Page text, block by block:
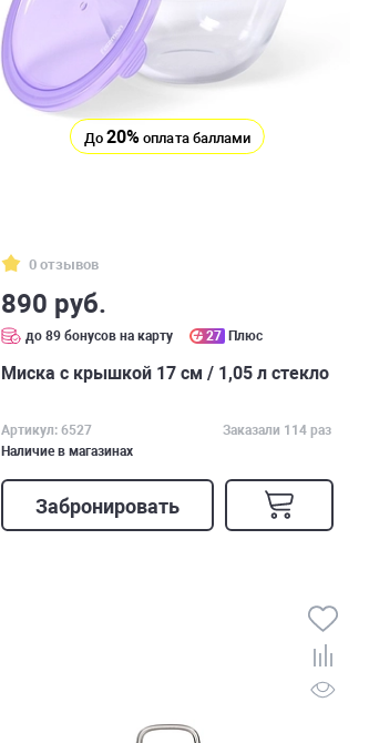
До20% оплата баллами
0 отзывов
890 руб.
до 89 бонусов на карту 27 Плюс
Миска с крышкой 17 см / 1,05 л стекло
Артикул: 6527
Заказали 114 раз
Наличие в магазинах
Забронировать